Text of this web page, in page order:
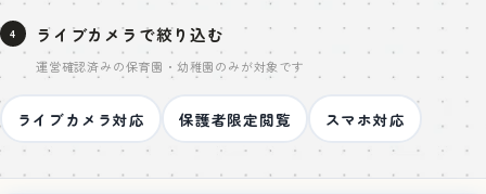
4 ライブカメラで絞り込む
運営確認済みの保育園・幼稚園のみが対象です
ライブカメラ対応 保護者限定閲覧 スマホ対応